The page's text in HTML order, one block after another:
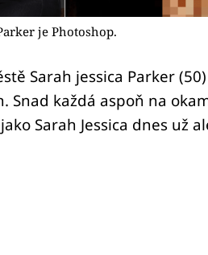
je Photoshop.
Sarah jessica Parker
Snad každá aspoň na
Sarah Jessica dnes už